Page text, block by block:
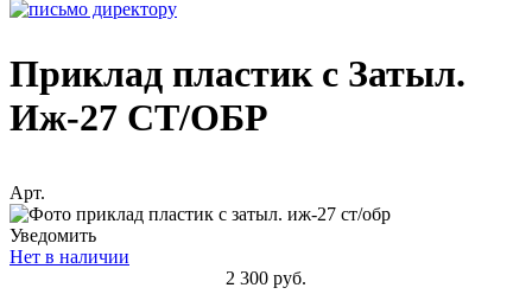
Приклад пластик с Затыл.
Иж-27 СТ/ОБР
Арт.
Уведомить
Нет в наличии
2 300 руб.